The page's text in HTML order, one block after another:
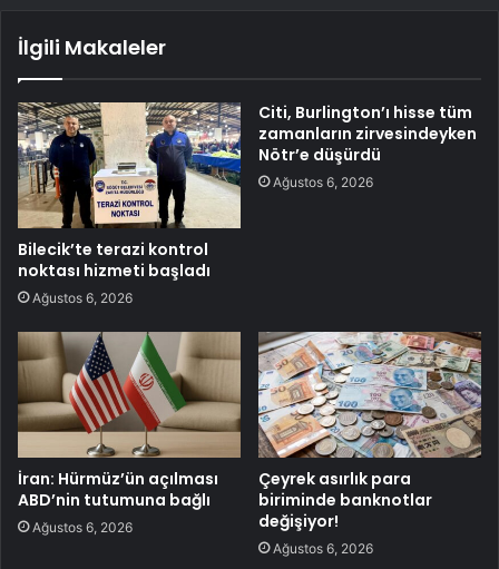
İlgili Makaleler
Bilecik’te terazi kontrol
noktası hizmeti başladı
Ağustos 6, 2026
Citi, Burlington’ı hisse tüm
zamanların zirvesindeyken
Nötr’e düşürdü
Ağustos 6, 2026
İran: Hürmüz’ün açılması
ABD’nin tutumuna bağlı
Ağustos 6, 2026
Çeyrek asırlık para
biriminde banknotlar
değişiyor!
Ağustos 6, 2026